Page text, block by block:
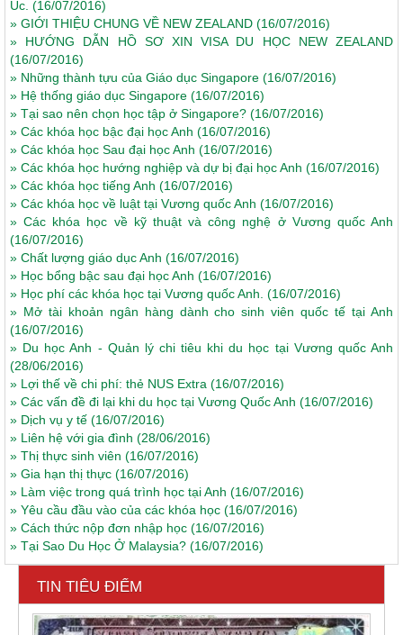
Úc. (16/07/2016)
» GIỚI THIỆU CHUNG VỀ NEW ZEALAND (16/07/2016)
» HƯỚNG DẪN HỒ SƠ XIN VISA DU HỌC NEW ZEALAND
(16/07/2016)
» Những thành tựu của Giáo dục Singapore (16/07/2016)
» Hệ thống giáo dục Singapore (16/07/2016)
» Tại sao nên chọn học tập ở Singapore? (16/07/2016)
» Các khóa học bậc đại học Anh (16/07/2016)
» Các khóa học Sau đại học Anh (16/07/2016)
» Các khóa học hướng nghiệp và dự bị đại học Anh (16/07/2016)
» Các khóa học tiếng Anh (16/07/2016)
» Các khóa học về luật tại Vương quốc Anh (16/07/2016)
»Các khóa học về kỹ thuật và công nghệ ở Vương quốc Anh
(16/07/2016)
» Chất lượng giáo dục Anh (16/07/2016)
» Học bổng bậc sau đại học Anh (16/07/2016)
» Học phí các khóa học tại Vương quốc Anh. (16/07/2016)
» Mở tài khoản ngân hàng dành cho sinh viên quốc tế tại Anh
(16/07/2016)
» Du học Anh - Quản lý chi tiêu khi du học tại Vương quốc Anh
(28/06/2016)
» Lợi thế về chi phí: thẻ NUS Extra (16/07/2016)
» Các vấn đề đi lại khi du học tại Vương Quốc Anh (16/07/2016)
» Dịch vụ y tế (16/07/2016)
» Liên hệ với gia đình (28/06/2016)
» Thị thực sinh viên (16/07/2016)
» Gia hạn thị thực (16/07/2016)
» Làm việc trong quá trình học tại Anh (16/07/2016)
» Yêu cầu đầu vào của các khóa học (16/07/2016)
» Cách thức nộp đơn nhập học (16/07/2016)
» Tại Sao Du Học Ở Malaysia? (16/07/2016)
TIN TIÊU ĐIỂM